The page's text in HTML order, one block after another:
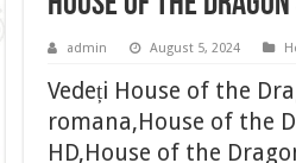
admin August 5, 2024
Vedeți House of the
romana,House of the
HD,House of the